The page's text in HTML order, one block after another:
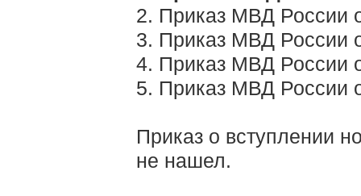
2. Приказ МВД России
3. Приказ МВД России
4. Приказ МВД России
5. Приказ МВД России
Приказ о вступлении
не нашел.